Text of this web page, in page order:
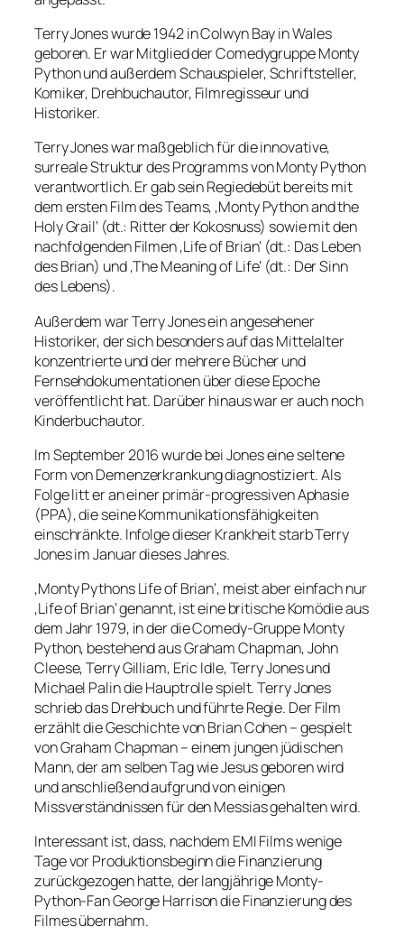
Terry Jones wurde 1942 in Colwyn Bay in Wales
geboren. Er war Mitglied der Comedygruppe Monty
Python und außerdem Schauspieler, Schriftsteller,
Komiker, Drehbuchautor, Filmregisseur und
Historiker.
Terry Jones war maßgeblich für die innovative,
surreale Struktur des Programms von Monty Python
verantwortlich. Er gab sein Regiedebüt bereits mit
dem ersten Film des Teams, ‚Monty Python and the
Holy Grail‘ (dt.: Ritter der Kokosnuss) sowie mit den
nachfolgenden Filmen ‚Life of Brian‘ (dt.: Das Leben
des Brian) und ‚The Meaning of Life‘ (dt.: Der Sinn
des Lebens).
Außerdem war Terry Jones ein angesehener
Historiker, der sich besonders auf das Mittelalter
konzentrierte und der mehrere Bücher und
Fernsehdokumentationen über diese Epoche
veröffentlicht hat. Darüber hinaus war er auch noch
Kinderbuchautor.
Im September 2016 wurde bei Jones eine seltene
Form von Demenzerkrankung diagnostiziert. Als
Folge litt er an einer primär-progressiven Aphasie
(PPA), die seine Kommunikationsfähigkeiten
einschränkte. Infolge dieser Krankheit starb Terry
Jones im Januar dieses Jahres.
‚Monty Pythons Life of Brian‘, meist aber einfach nur
‚Life of Brian‘ genannt, ist eine britische Komödie aus
dem Jahr 1979, in der die Comedy-Gruppe Monty
Python, bestehend aus Graham Chapman, John
Cleese, Terry Gilliam, Eric Idle, Terry Jones und
Michael Palin die Hauptrolle spielt. Terry Jones
schrieb das Drehbuch und führte Regie. Der Film
erzählt die Geschichte von Brian Cohen – gespielt
von Graham Chapman – einem jungen jüdischen
Mann, der am selben Tag wie Jesus geboren wird
und anschließend aufgrund von einigen
Missverständnissen für den Messias gehalten wird.
Interessant ist, dass, nachdem EMI Films wenige
Tage vor Produktionsbeginn die Finanzierung
zurückgezogen hatte, der langjährige Monty-
Python-Fan George Harrison die Finanzierung des
Filmes übernahm.